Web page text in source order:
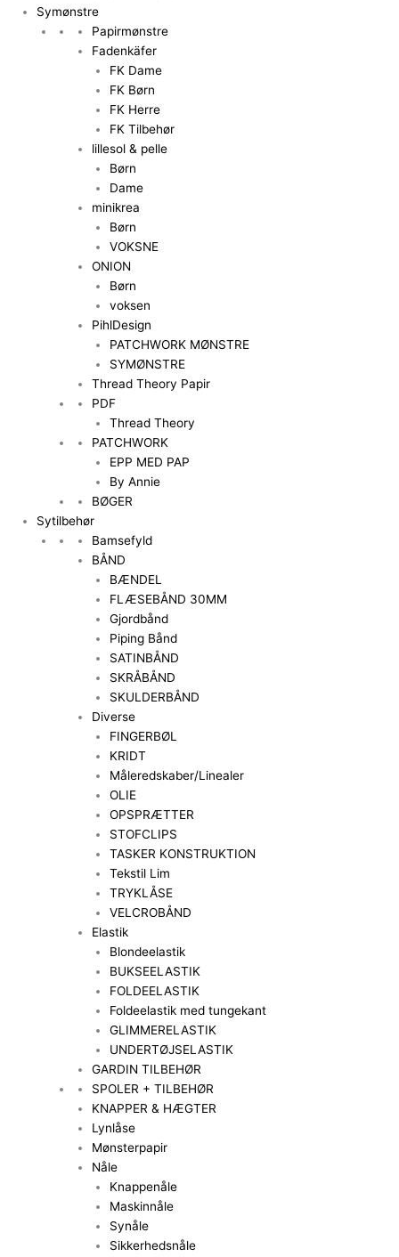
Symønstre
Papirmønstre
Fadenkäfer
FK Dame
FK Børn
FK Herre
FK Tilbehør
lillesol & pelle
Børn
Dame
minikrea
Børn
VOKSNE
ONION
Børn
voksen
PihlDesign
PATCHWORK MØNSTRE
SYMØNSTRE
Thread Theory Papir
PDF
Thread Theory
PATCHWORK
EPP MED PAP
By Annie
BØGER
Sytilbehør
Bamsefyld
BÅND
BÆNDEL
FLÆSEBÅND 30MM
Gjordbånd
Piping Bånd
SATINBÅND
SKRÅBÅND
SKULDERBÅND
Diverse
FINGERBØL
KRIDT
Måleredskaber/Linealer
OLIE
OPSPRÆTTER
STOFCLIPS
TASKER KONSTRUKTION
Tekstil Lim
TRYKLÅSE
VELCROBÅND
Elastik
Blondeelastik
BUKSEELASTIK
FOLDEELASTIK
Foldeelastik med tungekant
GLIMMERELASTIK
UNDERTØJSELASTIK
GARDIN TILBEHØR
SPOLER + TILBEHØR
KNAPPER & HÆGTER
Lynlåse
Mønsterpapir
Nåle
Knappenåle
Maskinnåle
Synåle
Sikkerhedsnåle